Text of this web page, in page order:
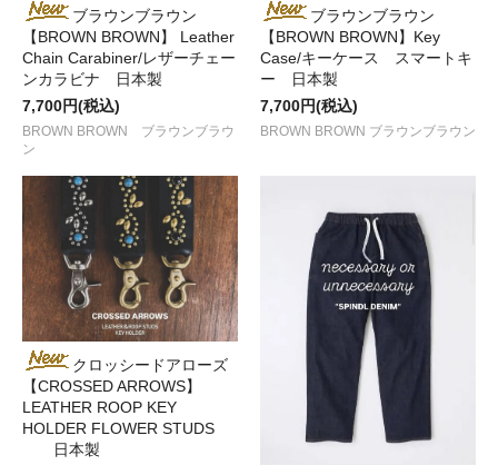
ブラウンブラウン
【BROWN BROWN】 Leather
Chain Carabiner/レザーチェー
ンカラビナ 日本製
7,700円(税込)
BROWN BROWN ブラウンブラウ
ン
ブラウンブラウン
【BROWN BROWN】Key
Case/キーケース スマートキ
ー 日本製
7,700円(税込)
BROWN BROWN ブラウンブラウン
クロッシードアローズ
【CROSSED ARROWS】
LEATHER ROOP KEY
HOLDER FLOWER STUDS
日本製